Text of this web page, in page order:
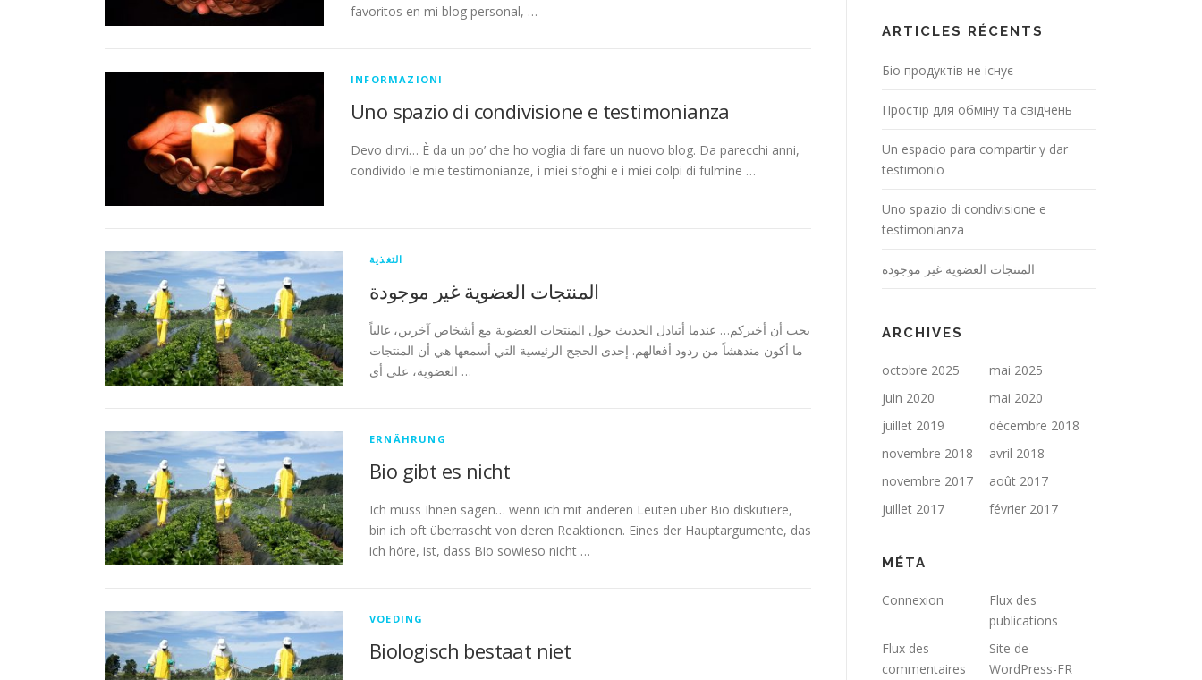
favoritos en mi blog personal, …
INFORMAZIONI
Uno spazio di condivisione e testimonianza
Devo dirvi… È da un po’ che ho voglia di fare un nuovo blog. Da parecchi anni,
condivido le mie testimonianze, i miei sfoghi e i miei colpi di fulmine …
التغذية
المنتجات العضوية غير موجودة
يجب أن أخبركم… عندما أتبادل الحديث حول المنتجات العضوية مع أشخاص آخرين، غالباً
ما أكون مندهشاً من ردود أفعالهم. إحدى الحجج الرئيسية التي أسمعها هي أن المنتجات
العضوية، على أي …
ERNÄHRUNG
Bio gibt es nicht
Ich muss Ihnen sagen… wenn ich mit anderen Leuten über Bio diskutiere,
bin ich oft überrascht von deren Reaktionen. Eines der Hauptargumente, das
ich höre, ist, dass Bio sowieso nicht …
VOEDING
Biologisch bestaat niet
ARTICLES RÉCENTS
Біо продуктів не існує
Простір для обміну та свідчень
Un espacio para compartir y dar
testimonio
Uno spazio di condivisione e
testimonianza
المنتجات العضوية غير موجودة
ARCHIVES
octobre 2025
mai 2025
juin 2020
mai 2020
juillet 2019
décembre 2018
novembre 2018
avril 2018
novembre 2017
août 2017
juillet 2017
février 2017
MÉTA
Connexion
Flux des
publications
Flux des
commentaires
Site de
WordPress-FR